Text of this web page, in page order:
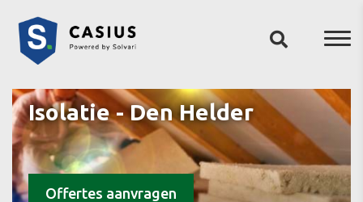
Isolatie - Den Helder
Offertes aanvragen